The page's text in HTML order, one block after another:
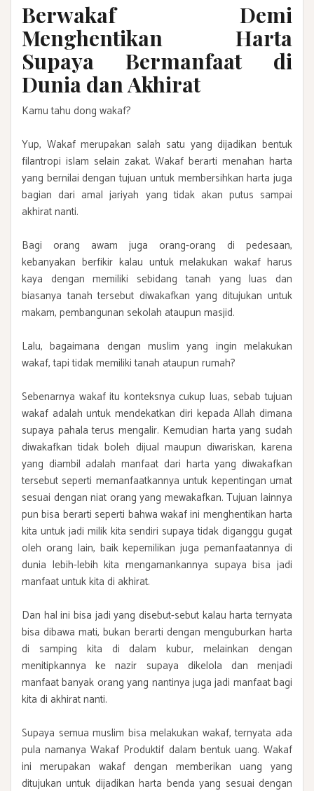
Berwakaf Demi
Menghentikan Harta
Supaya Bermanfaat di
Dunia dan Akhirat
Kamu tahu dong wakaf?
Yup, Wakaf merupakan salah satu yang dijadikan bentuk
filantropi islam selain zakat. Wakaf berarti menahan harta
yang bernilai dengan tujuan untuk membersihkan harta juga
bagian dari amal jariyah yang tidak akan putus sampai
akhirat nanti.
Bagi orang awam juga orang-orang di pedesaan,
kebanyakan berfikir kalau untuk melakukan wakaf harus
kaya dengan memiliki sebidang tanah yang luas dan
biasanya tanah tersebut diwakafkan yang ditujukan untuk
makam, pembangunan sekolah ataupun masjid.
Lalu, bagaimana dengan muslim yang ingin melakukan
wakaf, tapi tidak memiliki tanah ataupun rumah?
Sebenarnya wakaf itu konteksnya cukup luas, sebab tujuan
wakaf adalah untuk mendekatkan diri kepada Allah dimana
supaya pahala terus mengalir. Kemudian harta yang sudah
diwakafkan tidak boleh dijual maupun diwariskan, karena
yang diambil adalah manfaat dari harta yang diwakafkan
tersebut seperti memanfaatkannya untuk kepentingan umat
sesuai dengan niat orang yang mewakafkan. Tujuan lainnya
pun bisa berarti seperti bahwa wakaf ini menghentikan harta
kita untuk jadi milik kita sendiri supaya tidak diganggu gugat
oleh orang lain, baik kepemilikan juga pemanfaatannya di
dunia lebih-lebih kita mengamankannya supaya bisa jadi
manfaat untuk kita di akhirat.
Dan hal ini bisa jadi yang disebut-sebut kalau harta ternyata
bisa dibawa mati, bukan berarti dengan menguburkan harta
di samping kita di dalam kubur, melainkan dengan
menitipkannya ke nazir supaya dikelola dan menjadi
manfaat banyak orang yang nantinya juga jadi manfaat bagi
kita di akhirat nanti.
Supaya semua muslim bisa melakukan wakaf, ternyata ada
pula namanya Wakaf Produktif dalam bentuk uang. Wakaf
ini merupakan wakaf dengan memberikan uang yang
ditujukan untuk dijadikan harta benda yang sesuai dengan